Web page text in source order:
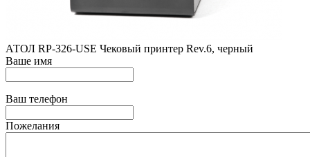
АТОЛ RP-326-USE Чековый принтер Rev.6, черный
Ваше имя
Ваш телефон
Пожелания